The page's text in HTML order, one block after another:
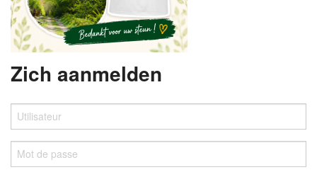
Zich aanmelden